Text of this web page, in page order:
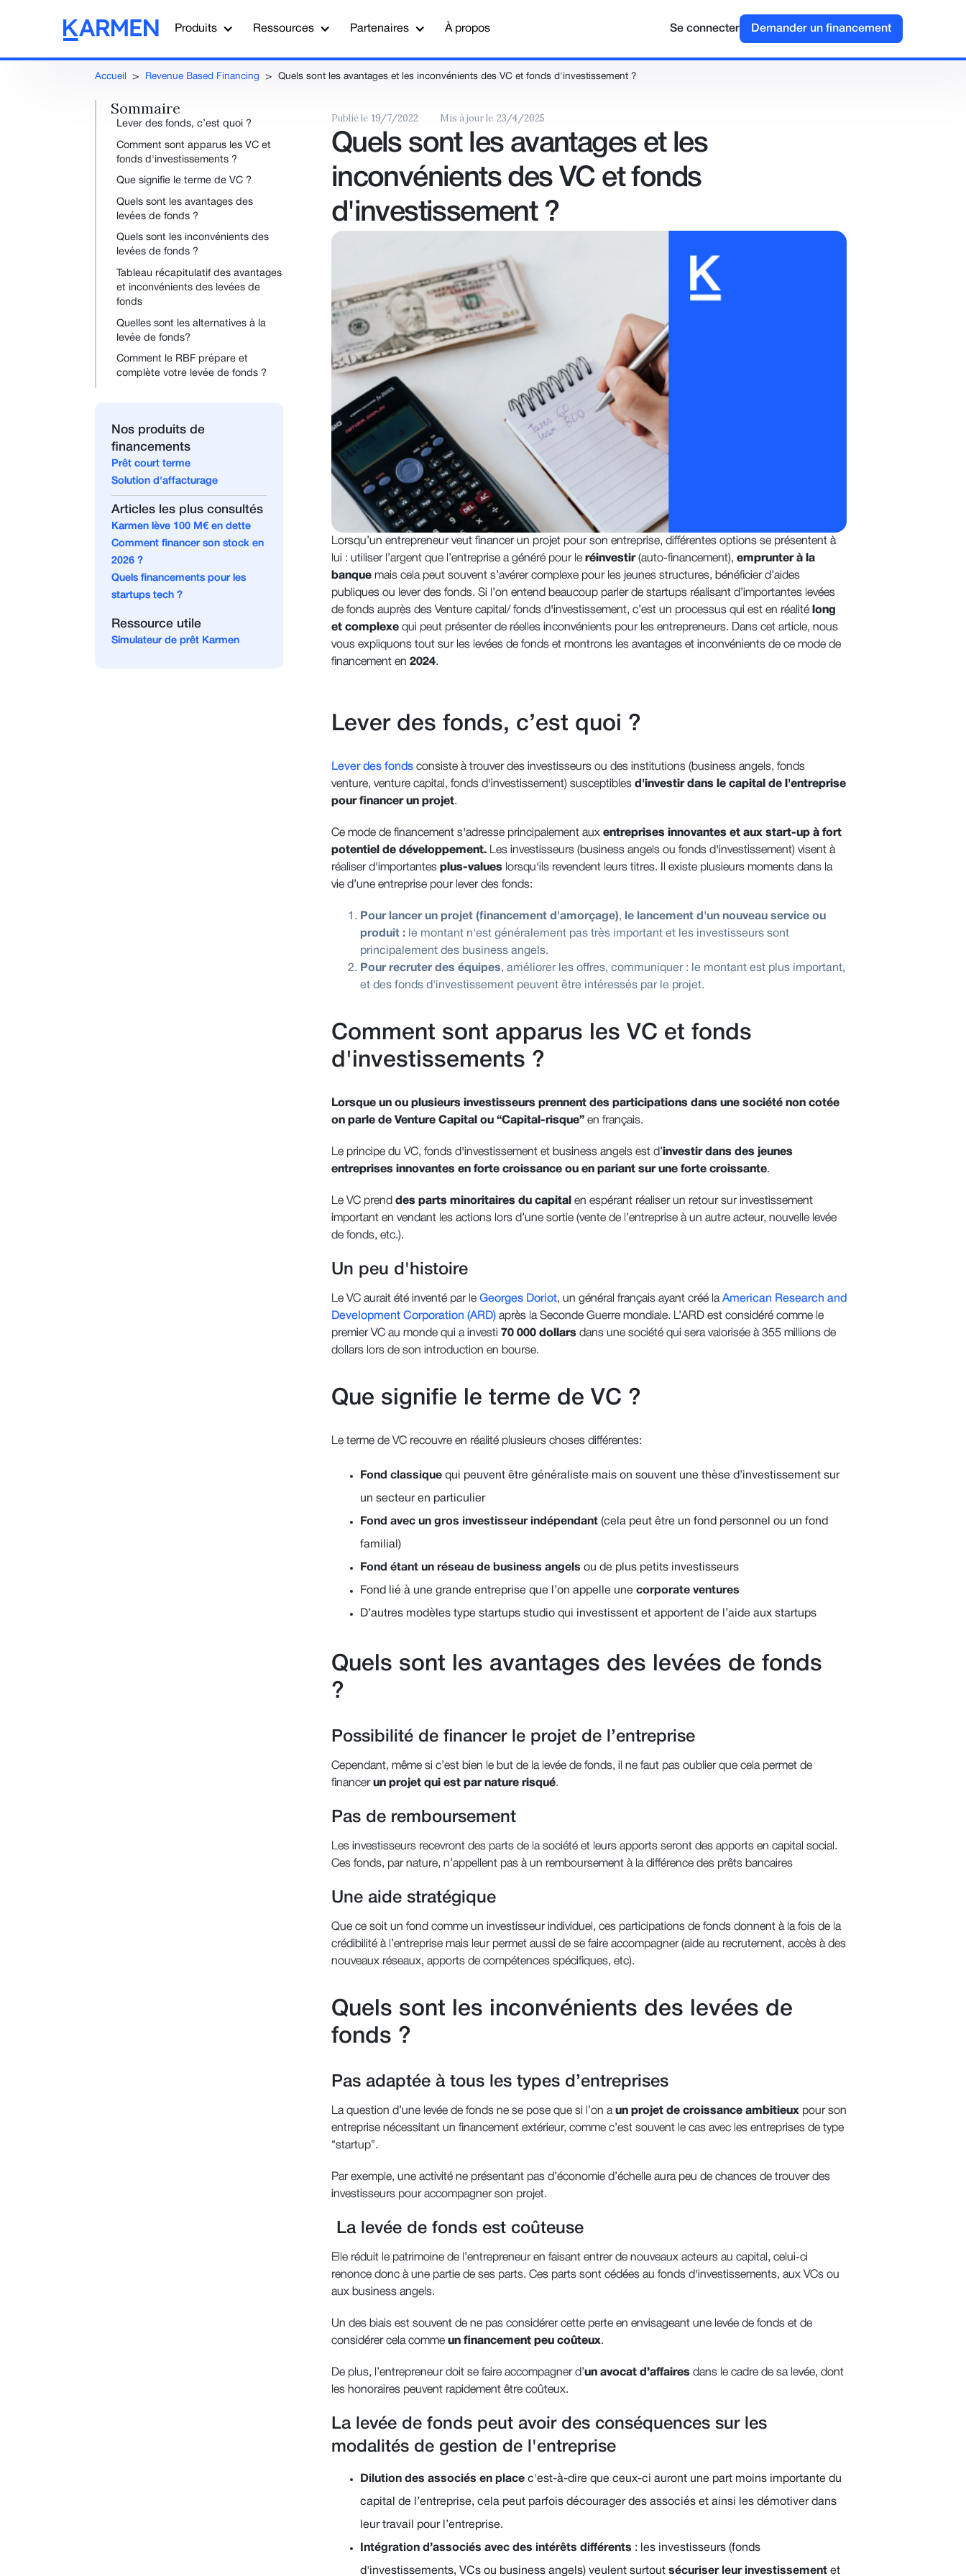
Produits Ressources Partenaires À propos Se connecter Demander un financement
Accueil > Revenue Based Financing > Quels sont les avantages et les inconvénients des VC et fonds d'investissement ?
Sommaire
Lever des fonds, c’est quoi ?
Comment sont apparus les VC et
fonds d'investissements ?
Que signifie le terme de VC ?
Quels sont les avantages des
levées de fonds ?
Quels sont les inconvénients des
levées de fonds ?
Tableau récapitulatif des avantages
et inconvénients des levées de
fonds
Quelles sont les alternatives à la
levée de fonds?
Comment le RBF prépare et
complète votre levée de fonds ?
Nos produits de
financements
Prêt court terme
Solution d'affacturage
Articles les plus consultés
Karmen lève 100 M€ en dette
Comment financer son stock en
2026 ?
Quels financements pour les
startups tech ?
Ressource utile
Simulateur de prêt Karmen
Publié le 19/7/2022 Mis à jour le 23/4/2025
Quels sont les avantages et les
inconvénients des VC et fonds
d'investissement ?
Lorsqu’un entrepreneur veut financer un projet pour son entreprise, différentes options se présentent à
lui : utiliser l’argent que l’entreprise a généré pour le réinvestir(auto-financement), emprunter à la
banquemais cela peut souvent s’avérer complexe pour les jeunes structures, bénéficier d’aides
publiques ou lever des fonds. Si l’on entend beaucoup parler de startups réalisant d’importantes levées
de fonds auprès des Venture capital/ fonds d'investissement, c’est un processus qui est en réalité long
et complexequi peut présenter de réelles inconvénients pour les entrepreneurs. Dans cet article, nous
vous expliquons tout sur les levées de fonds et montrons les avantages et inconvénients de ce mode de
financement en 2024.
Lever des fonds, c’est quoi ?
Lever des fondsconsiste à trouver des investisseurs ou des institutions (business angels, fonds
venture, venture capital, fonds d'investissement) susceptibles d'investir dans le capital de l'entreprise
pour financer un projet.
Ce mode de financement s'adresse principalement aux entreprises innovantes et aux start-up à fort
potentiel de développement. Les investisseurs (business angels ou fonds d'investissement) visent à
réaliser d'importantes plus-values​​lorsqu'ils revendent leurs titres. Il existe plusieurs moments dans la
vie d’une entreprise pour lever des fonds:
Pour lancer un projet (financement d'amorçage),
le lancement d'un nouveau service ou
produit :le montant n'est généralement pas très important et les investisseurs sont
principalement des business angels.
Pour recruter des équipes, améliorer les offres, communiquer : le montant est plus important,
et des fonds d'investissement peuvent être intéressés par le projet.
Comment sont apparus les VC et fonds
d'investissements ?
Lorsque un ou plusieurs investisseurs prennent des participations dans une société non cotée
on parle de Venture Capital ou “Capital-risque”en français.
Le principe du VC, fonds d'investissement et business angels est d’investir dans des jeunes
entreprises innovantes en forte croissance ou en pariant sur une forte croissante.
Le VC prend des parts minoritaires du capital en espérant réaliser un retour sur investissement
important en vendant les actions lors d’une sortie (vente de l’entreprise à un autre acteur, nouvelle levée
de fonds, etc.).
Un peu d'histoire
Le VC aurait été inventé par leGeorges Doriot, un général français ayant créé laAmerican Research and
Development Corporation (ARD)après la Seconde Guerre mondiale. L’ARD est considéré comme le
premier VC au monde qui a investi 70 000 dollarsdans une société qui sera valorisée à 355 millions de
dollars lors de son introduction en bourse.
Que signifie le terme de VC ?
Le terme de VC recouvre en réalité plusieurs choses différentes:
Fond classiquequi peuvent être généraliste mais on souvent une thèse d’investissement sur
un secteur en particulier
Fond avec un gros investisseur indépendant(cela peut être un fond personnel ou un fond
familial)
Fond étant un réseau de business angels ou de plus petits investisseurs
Fond lié à une grande entreprise que l’on appelle une corporate ventures
D’autres modèles type startups studio qui investissent et apportent de l’aide aux startups
Quels sont les avantages des levées de fonds
?
Possibilité de financer le projet de l’entreprise
Cependant, même si c’est bien le but de la levée de fonds, il ne faut pas oublier que cela permet de
financer un projet qui est par nature risqué.
Pas de remboursement
Les investisseurs recevront des parts de la société et leurs apports seront des apports en capital social.
Ces fonds, par nature, n’appellent pas à un remboursement à la différence des prêts bancaires
Une aide stratégique
Que ce soit un fond comme un investisseur individuel, ces participations de fonds donnent à la fois de la
crédibilité à l’entreprise mais leur permet aussi de se faire accompagner (aide au recrutement, accès à des
nouveaux réseaux, apports de compétences spécifiques, etc).
Quels sont les inconvénients des levées de
fonds ?
Pas adaptée à tous les types d’entreprises
La question d’une levée de fonds ne se pose que si l’on a un projet de croissance ambitieuxpour son
entreprise nécessitant un financement extérieur, comme c’est souvent le cas avec les entreprises de type
“startup”.
Par exemple, une activité ne présentant pas d’économie d’échelle aura peu de chances de trouver des
investisseurs pour accompagner son projet.
La levée de fonds est coûteuse
Elle réduit le patrimoine de l’entrepreneur en faisant entrer de nouveaux acteurs au capital, celui-ci
renonce donc à une partie de ses parts. Ces parts sont cédées au fonds d'investissements, aux VCs ou
aux business angels.
Un des biais est souvent de ne pas considérer cette perte en envisageant une levée de fonds et de
considérer cela comme un financement peu coûteux.
De plus, l’entrepreneur doit se faire accompagner d’un avocat d’affaires dans le cadre de sa levée, dont
les honoraires peuvent rapidement être coûteux.
La levée de fonds peut avoir des conséquences sur les
modalités de gestion de l'entreprise
Dilution des associés en placec'est-à-dire que ceux-ci auront une part moins importante du
capital de l’entreprise, cela peut parfois décourager des associés et ainsi les démotiver dans
leur travail pour l’entreprise.
Intégration d’associés avec des intérêts différents : les investisseurs (fonds
d'investissements, VCs ou business angels) veulent surtout sécuriser leur investissementet